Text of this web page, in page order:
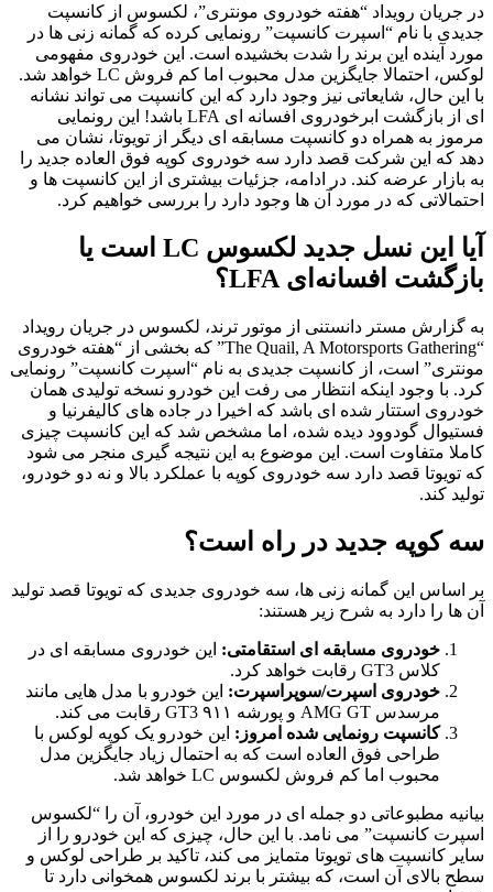
در جریان رویداد “هفته خودروی مونتری”، لکسوس از کانسپت
جدیدی با نام “اسپرت کانسپت” رونمایی کرده که گمانه زنی ها در
مورد آینده این برند را شدت بخشیده است. این خودروی مفهومی
لوکس، احتمالا جایگزین مدل محبوب اما کم فروش LC خواهد شد.
با این حال، شایعاتی نیز وجود دارد که این کانسپت می تواند نشانه
ای از بازگشت ابرخودروی افسانه ای LFA باشد! این رونمایی
مرموز به همراه دو کانسپت مسابقه ای دیگر از تویوتا، نشان می
دهد که این شرکت قصد دارد سه خودروی کوپه فوق العاده جدید را
به بازار عرضه کند. در ادامه، جزئیات بیشتری از این کانسپت ها و
احتمالاتی که در مورد آن ها وجود دارد را بررسی خواهیم کرد.
آیا این نسل جدید لکسوس LC است یا
بازگشت افسانه‌ای LFA؟
به گزارش مستر دانستنی از موتور ترند، لکسوس در جریان رویداد
“The Quail, A Motorsports Gathering” که بخشی از “هفته خودروی
مونتری” است، از کانسپت جدیدی به نام “اسپرت کانسپت” رونمایی
کرد. با وجود اینکه انتظار می رفت این خودرو نسخه تولیدی همان
خودروی استتار شده ای باشد که اخیرا در جاده های کالیفرنیا و
فستیوال گودوود دیده شده، اما مشخص شد که این کانسپت چیزی
کاملا متفاوت است. این موضوع به این نتیجه گیری منجر می شود
که تویوتا قصد دارد سه خودروی کوپه با عملکرد بالا و نه دو خودرو،
تولید کند.
سه کوپه جدید در راه است؟
بر اساس این گمانه زنی ها، سه خودروی جدیدی که تویوتا قصد تولید
آن ها را دارد به شرح زیر هستند:
خودروی مسابقه ای استقامتی: این خودروی مسابقه ای در
کلاس GT3 رقابت خواهد کرد.
خودروی اسپرت/سوپراسپرت: این خودرو با مدل هایی مانند
مرسدس AMG GT و پورشه ۹۱۱ GT3 رقابت می کند.
کانسپت رونمایی شده امروز: این خودرو یک کوپه لوکس با
طراحی فوق العاده است که به احتمال زیاد جایگزین مدل
محبوب اما کم فروش لکسوس LC خواهد شد.
بیانیه مطبوعاتی دو جمله ای در مورد این خودرو، آن را “لکسوس
اسپرت کانسپت” می نامد. با این حال، چیزی که این خودرو را از
سایر کانسپت های تویوتا متمایز می کند، تاکید بر طراحی لوکس و
سطح بالای آن است، که بیشتر با برند لکسوس همخوانی دارد تا